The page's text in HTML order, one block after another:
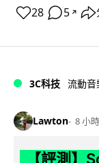
28 5 ↗
3C科技 流動音
Lawton 8 小時
【評測】